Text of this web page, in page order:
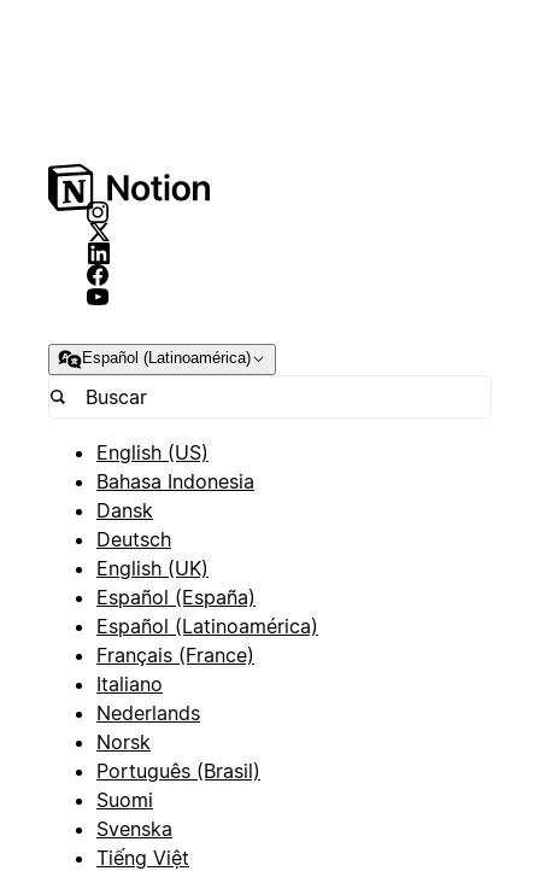
Español (Latinoamérica)
English (US)
Bahasa Indonesia
Dansk
Deutsch
English (UK)
Español (España)
Español (Latinoamérica)
Français (France)
Italiano
Nederlands
Norsk
Português (Brasil)
Suomi
Svenska
Tiếng Việt